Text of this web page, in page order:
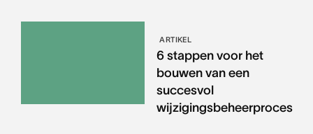
ARTIKEL
6 stappen voor het
bouwen van een
succesvol
wijzigingsbeheerproces